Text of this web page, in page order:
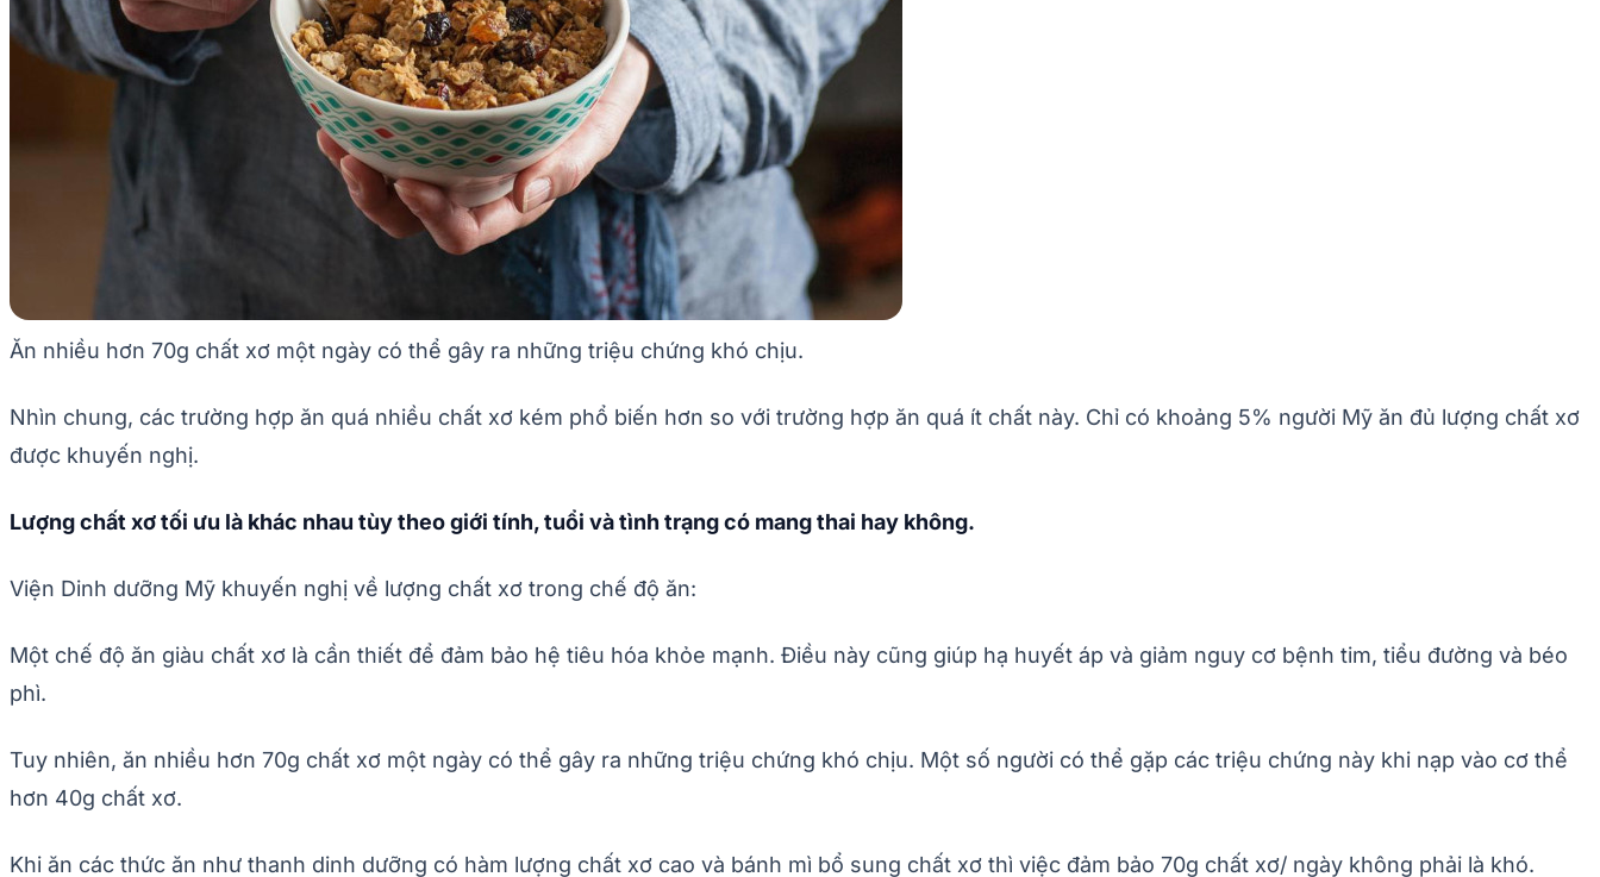
Ăn nhiều hơn 70g chất xơ một ngày có thể gây ra những triệu chứng khó chịu.
Nhìn chung, các trường hợp ăn quá nhiều chất xơ kém phổ biến hơn so với trường hợp ăn quá ít chất này. Chỉ có khoảng 5% người Mỹ ăn đủ lượng chất xơ
được khuyến nghị.
Lượng chất xơ tối ưu là khác nhau tùy theo giới tính, tuổi và tình trạng có mang thai hay không.
Viện Dinh dưỡng Mỹ khuyến nghị về lượng chất xơ trong chế độ ăn:
Một chế độ ăn giàu chất xơ là cần thiết để đảm bảo hệ tiêu hóa khỏe mạnh. Điều này cũng giúp hạ huyết áp và giảm nguy cơ bệnh tim, tiểu đường và béo
phì.
Tuy nhiên, ăn nhiều hơn 70g chất xơ một ngày có thể gây ra những triệu chứng khó chịu. Một số người có thể gặp các triệu chứng này khi nạp vào cơ thể
hơn 40g chất xơ.
Khi ăn các thức ăn như thanh dinh dưỡng có hàm lượng chất xơ cao và bánh mì bổ sung chất xơ thì việc đảm bảo 70g chất xơ/ ngày không phải là khó.